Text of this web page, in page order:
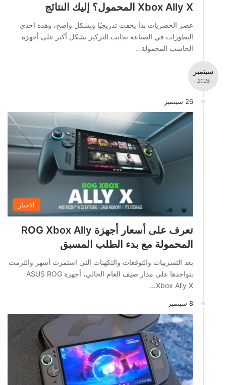
Xbox Ally X المحمول؟ إليك النتائج
عصر الحصريات بدأ يخفت تدريجيًا وبشكل واضح، وهذه احدى
التطورات في الصناعة بجانب التركيز بشكل أكبر على أجهزة
الحاسب المحمولة…
سبتمبر
- 2025 -
26 سبتمبر
الاخبار
تعرف على أسعار أجهزة ROG Xbox Ally
المحمولة مع بدء الطلب المسبق
بعد التسريبات والتوقعات والتكهنات التي استمرت أشهر والتزمت
بتواجدها على مدار صيف العام الحالي، أجهزة ASUS ROG
Xbox Ally X…
8 سبتمبر